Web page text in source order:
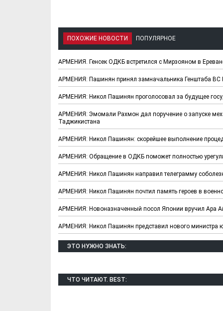
ПОХОЖИЕ НОВОСТИ ПОПУЛЯРНОЕ
АРМЕНИЯ. Генсек ОДКБ встретился с Мирзояном в
АРМЕНИЯ: Пашинян принял замначальника Генштаба ВС
АРМЕНИЯ: Никол Пашинян проголосовал за будущее
АРМЕНИЯ: Эмомали Рахмон дал поручение о запуске
Таджикистана
АРМЕНИЯ: Никол Пашинян: cкорейшее выполнение
АРМЕНИЯ: Обращение в ОДКБ поможет полностью
АРМЕНИЯ: Никол Пашинян направил телеграмму
АРМЕНИЯ: Никол Пашинян почтил память героев в
АРМЕНИЯ: Новоназначенный посол Японии вручил Ара
АРМЕНИЯ: Никол Пашинян представил нового министра
ЭТО НУЖНО ЗНАТЬ:
ЧТО ЧИТАЮТ. BEST: